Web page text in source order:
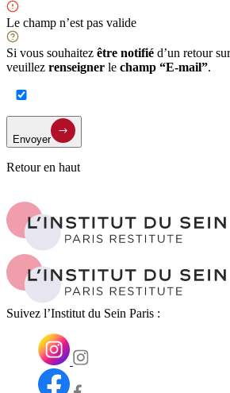
Le champ n’est pas valide
Si vous souhaitez être notifié d’un retour
veuillez renseigner le champ “E-mail”.
Envoyer
Retour en haut
Suivez l’Institut du Sein Paris :